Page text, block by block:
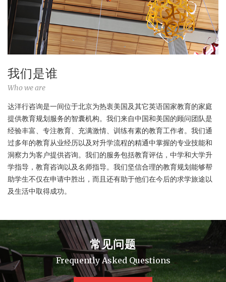
我们是谁
Who we are
达洋行咨询是一间位于北京为热衷美国及其它英语国家教育的家庭
提供教育规划服务的智囊机构。我们来自中国和美国的顾问团队是
经验丰富、专注教育、充满激情、训练有素的教育工作者。我们通
过多年的教育从业经历以及对升学流程的精通中掌握的专业技能和
洞察力为客户提供咨询。我们的服务包括教育评估，中学和大学升
学指导，教育咨询以及名师指导。我们坚信合理的教育规划能够帮
助学生不仅在申请中胜出，而且还有助于他们在今后的求学旅途以
及生活中取得成功。
常见问题
Frequently Asked Questions